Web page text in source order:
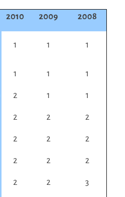
2010 2009 2008
1 1 1
1 1 1
2 1 1
2 2 2
2 2 2
2 2 2
2 2 3